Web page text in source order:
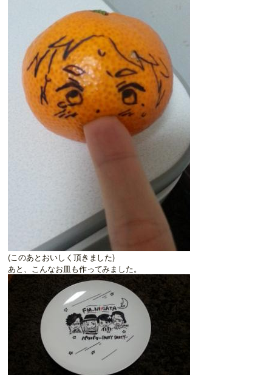
(このあとおいしく頂きました)
あと、こんなお皿も作ってみました。